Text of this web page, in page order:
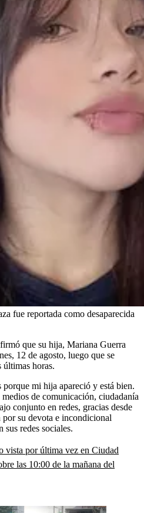
fue reportada como desaparecida
que su hija, Mariana Guerra
12 de agosto, luego que se
últimas horas.
mi hija apareció y está bien.
de comunicación, ciudadanía
conjunto en redes, gracias desde
su devota e incondicional
sus redes sociales.
vista por última vez en Ciudad
las 10:00 de la mañana del